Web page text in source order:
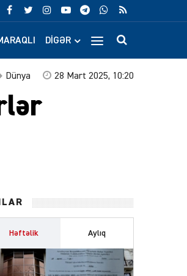
DIGƏR
28 Mart 2025, 10:20
Dünya
Həftəlik Aylıq